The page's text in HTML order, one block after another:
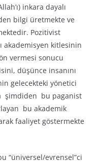
inkara dayalı
bilgi üretmekte ve
Pozitivist
akademisyen kitlesinin
vermesi sonucu
düşünce insanını
gelecekteki yönetici
şimdiden bu paganist
bu akademik
faaliyet göstermekte
“üniversel/evrensel”ci